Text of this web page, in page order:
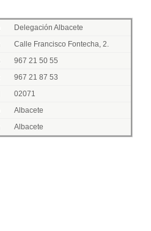
Delegación Albacete
Calle Francisco Fontecha, 2.
967 21 50 55
967 21 87 53
02071
Albacete
Albacete